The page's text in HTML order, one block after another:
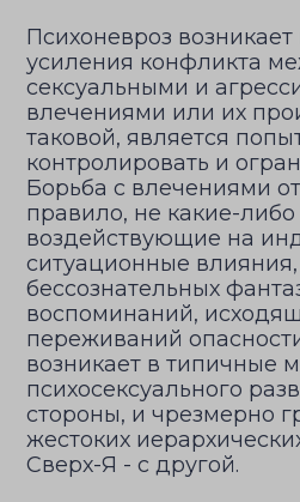
Психоневроз возникает
усиления конфликта
сексуальными и
влечениями или их
таковой, является
контролировать и
Борьба с влечениями
правило, не какие-
воздействующие на
ситуационные
бессознательных
воспоминаний,
переживаний
возникает в типичные
психосексуального
стороны, и чрезмерно
жестоких
Сверх-Я - с другой.